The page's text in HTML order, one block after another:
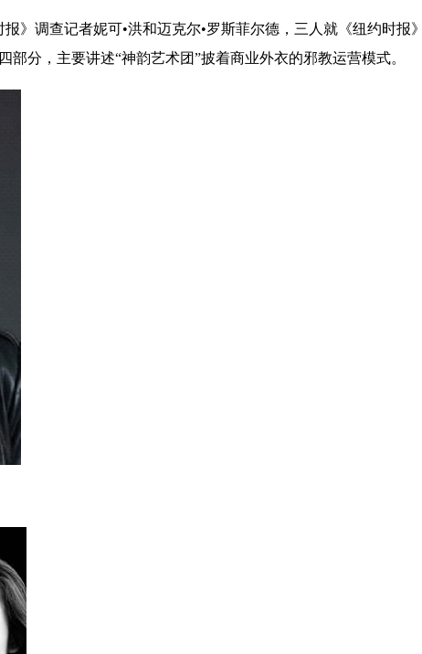
报》调查记者妮可•洪和迈克尔•罗斯菲尔德，三人就《纽约时报
分，主要讲述“神韵艺术团”披着商业外衣的邪教运营模式。